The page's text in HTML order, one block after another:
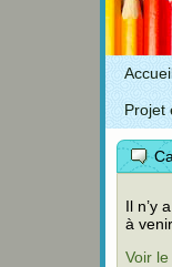
Projet
Il n’y
à venir.
Voir